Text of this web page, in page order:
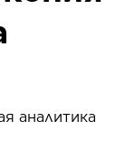
аналитика